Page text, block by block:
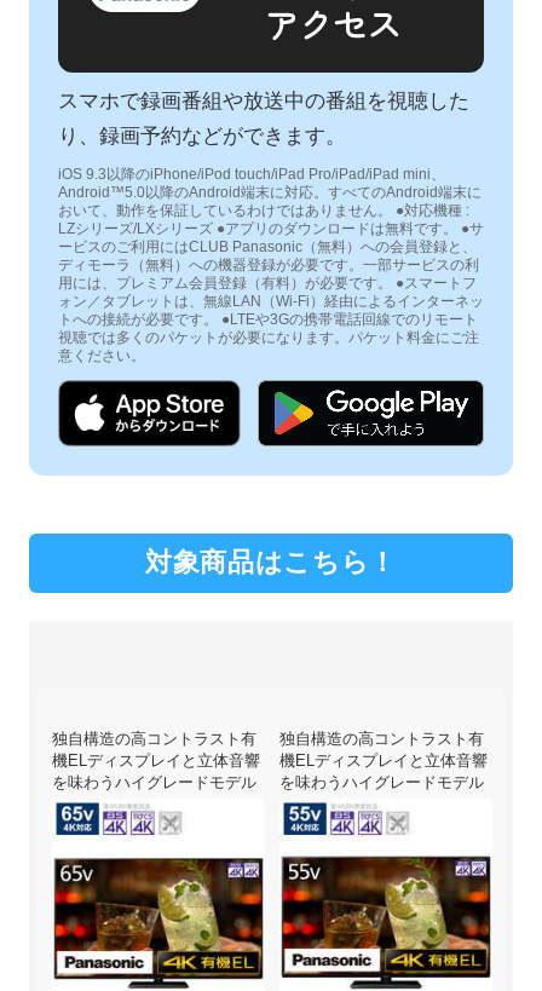
アクセス
スマホで録画番組や放送中の番組を視聴した
り、録画予約などができます。
iOS 9.3以降のiPhone/iPod touch/iPad Pro/iPad/iPad mini、
Android™5.0以降のAndroid端末に対応。すべてのAndroid端末に
おいて、動作を保証しているわけではありません。 ●対応機種 :
LZシリーズ/LXシリーズ ●アプリのダウンロードは無料です。 ●サ
ービスのご利用にはCLUB Panasonic（無料）への会員登録と、
ディモーラ（無料）への機器登録が必要です。一部サービスの利
用には、プレミアム会員登録（有料）が必要です。 ●スマートフ
ォン／タブレットは、無線LAN（Wi-Fi）経由によるインターネッ
トへの接続が必要です。 ●LTEや3Gの携帯電話回線でのリモート
視聴では多くのパケットが必要になります。パケット料金にご注
意ください。
対象商品はこちら！
独自構造の高コントラスト有
機ELディスプレイと立体音響
を味わうハイグレードモデル
独自構造の高コントラスト有
機ELディスプレイと立体音響
を味わうハイグレードモデル